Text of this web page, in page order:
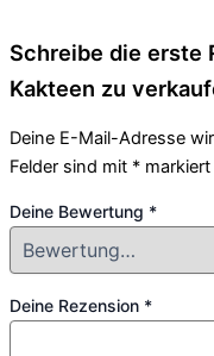
Schreibe die erste
Kakteen zu
Deine E-Mail-Adresse
Felder sind mit * markiert
Deine Bewertung *
Deine Rezension *